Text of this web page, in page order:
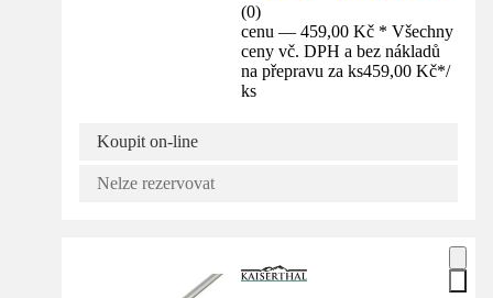
(0)
cenu — 459,00 Kč * Všechny
ceny vč. DPH a bez nákladů
na přepravu za ks459,00 Kč*/
ks
Koupit on-line
Nelze rezervovat